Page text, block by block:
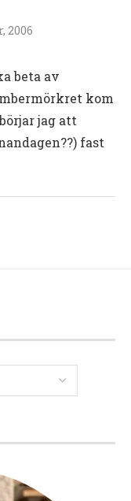
2006
beta av
kom
jag att
fast